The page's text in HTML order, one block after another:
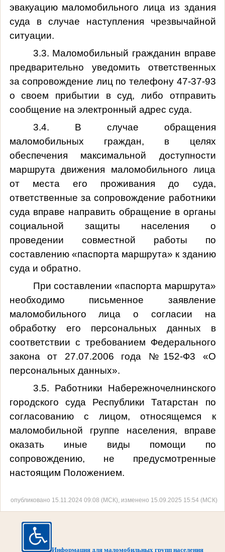
эвакуацию маломобильного лица из здания
суда в случае наступления чрезвычайной
ситуации.
3.3. Маломобильный гражданин вправе
предварительно уведомить ответственных
за сопровождение лиц по телефону 47-37-93
о своем прибытии в суд, либо отправить
сообщение на электронный адрес суда.
3.4. В случае обращения
маломобильных граждан, в целях
обеспечения максимальной доступности
маршрута движения маломобильного лица
от места его проживания до суда,
ответственные за сопровождение работники
суда вправе направить обращение в органы
социальной защиты населения о
проведении совместной работы по
составлению «паспорта маршрута» к зданию
суда и обратно.
При составлении «паспорта маршрута»
необходимо письменное заявление
маломобильного лица о согласии на
обработку его персональных данных в
соответствии с требованием Федерального
закона от 27.07.2006 года №152-Ф3 «О
персональных данных».
3.5. Работники Набережночелнинского
городского суда Республики Татарстан по
согласованию с лицом, относящемся к
маломобильной группе населения, вправе
оказать иные виды помощи по
сопровождению, не предусмотренные
настоящим Положением.
опубликовано 15.11.2024 09:08 (МСК), изменено 15.09.2025 15:54 (МСК)
Информация для маломобильных групп населения